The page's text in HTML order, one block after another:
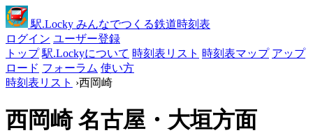
駅.Locky みんなでつくる鉄道時刻表
ログイン ユーザー登録
トップ 駅.Lockyについて 時刻表リスト 時刻表マップ アップ
ロード フォーラム 使い方
時刻表リスト ›西岡崎
西岡崎名古屋・大垣方面